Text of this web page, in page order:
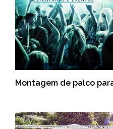
Montagem de palco